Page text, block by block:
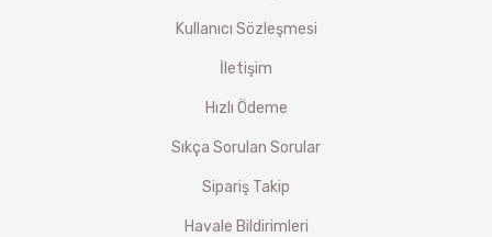
Kullanıcı Sözleşmesi
İletişim
Hızlı Ödeme
Sıkça Sorulan Sorular
Sipariş Takip
Havale Bildirimleri